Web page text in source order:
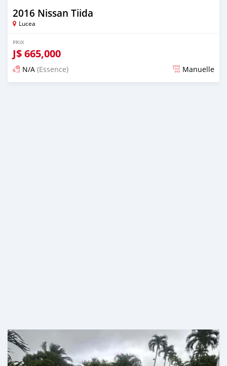
2016 Nissan Tiida
Lucea
PRIX
J$665,000
N/A (Essence) Manuelle